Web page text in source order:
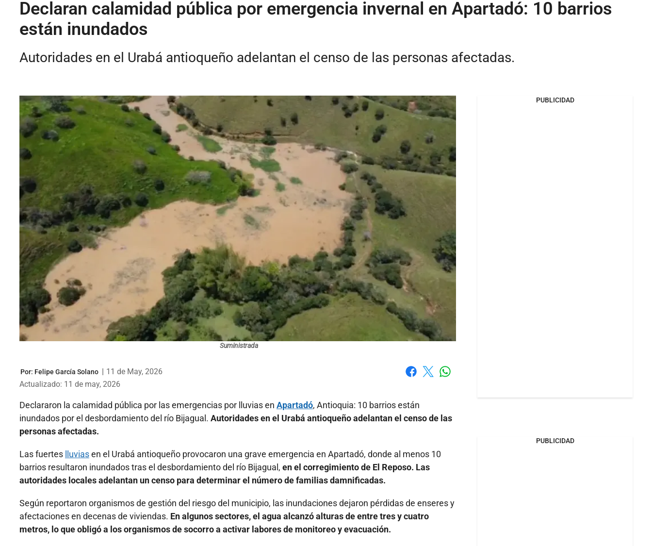
Declaran calamidad pública por emergencia invernal en Apartadó: 10 barrios
están inundados
Autoridades en el Urabá antioqueño adelantan el censo de las personas afectadas.
Suministrada
Por: Felipe García Solano | 11 de May, 2026
Actualizado: 11 de may, 2026
Declararon la calamidad pública por las emergencias por lluvias en Apartadó, Antioquia: 10 barrios están
inundados por el desbordamiento del río Bijagual. Autoridades en el Urabá antioqueño adelantan el censo de las
personas afectadas.
Las fuertes lluviasen el Urabá antioqueño provocaron una grave emergencia en Apartadó, donde al menos 10
barrios resultaron inundados tras el desbordamiento del río Bijagual, en el corregimiento de El Reposo. Las
autoridades locales adelantan un censo para determinar el número de familias damnificadas.
Según reportaron organismos de gestión del riesgo del municipio, las inundaciones dejaron pérdidas de enseres y
afectaciones en decenas de viviendas. En algunos sectores, el agua alcanzó alturas de entre tres y cuatro
metros, lo que obligó a los organismos de socorro a activar labores de monitoreo y evacuación.
PUBLICIDAD
PUBLICIDAD